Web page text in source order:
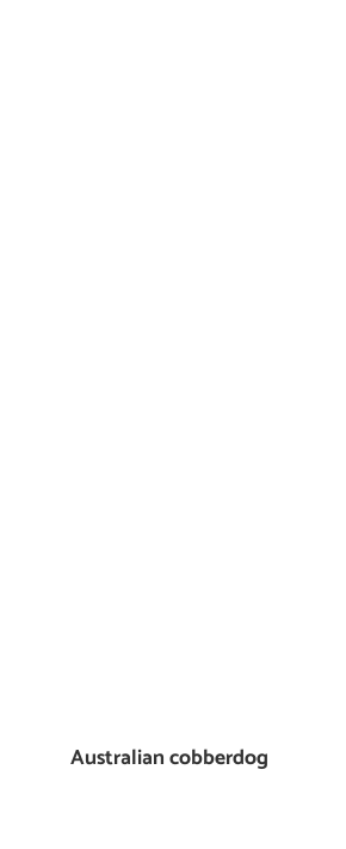
Australian cobberdog